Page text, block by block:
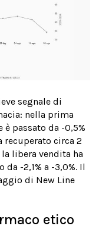
segnale di
nella prima
passato da -0,5%
recuperato circa 2
libera vendita ha
-2,1% a -3,0%. Il
di New Line
etico